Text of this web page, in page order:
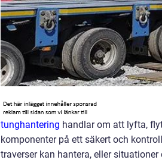
tunghantering handlar om att lyfta,
komponenter på ett säkert och
traverser kan hantera, eller